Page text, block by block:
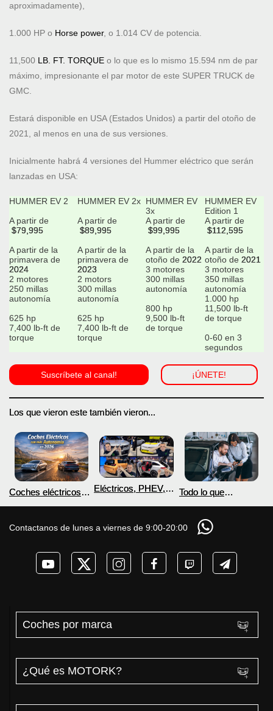
aproximadamente),
1.000 HP o Horse power, o 1.014 CV de potencia.
11,500 LB. FT. TORQUE o lo que es lo mismo 15.594 nm de par
máximo, impresionante el par motor de este SUPER TRUCK de
GMC.
Estará disponible en USA (Estados Unidos) a partir del otoño de
2021, al menos en una de sus versiones.
Inicialmente habrá 4 versiones del Hummer eléctrico que serán
lanzadas en USA:
HUMMER EV 2 HUMMER EV 2x HUMMER EV
3x
HUMMER EV
Edition 1
A partir de
$79,995
A partir de la
primavera de
2024
2 motores
250 millas
autonomía
625 hp
7,400 lb-ft de
torque
A partir de
$89,995
A partir de la
primavera de
2023
2 motors
300 millas
autonomía
625 hp
7,400 lb-ft de
torque
A partir de
$99,995
A partir de la
otoño de 2022
3 motores
300 millas
autonomía
800 hp
9,500 lb-ft
de torque
A partir de
$112,595
A partir de la
otoño de 2021
3 motores
350 millas
autonomía
1.000 hp
11,500 lb-ft
de torque
0-60 en 3
segundos
Suscríbete al canal! ¡ÚNETE!
Los que vieron este también vieron...
Coches eléctricos
Eléctricos, PHEV,
voladores en el
Todo lo que
Coche Eléctrico con
MOTORK.com
Contactanos de lunes a viernes de 9:00-20:00
Coches por marca
¿Qué es MOTORK?